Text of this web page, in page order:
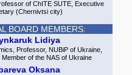
of ChITE SUTE, Executive
(Chernivtsi city)
BOARD MEMBERS:
Lidiya
Professor, NUBiP of Ukraine,
of the NAS of Ukraine
Oksana